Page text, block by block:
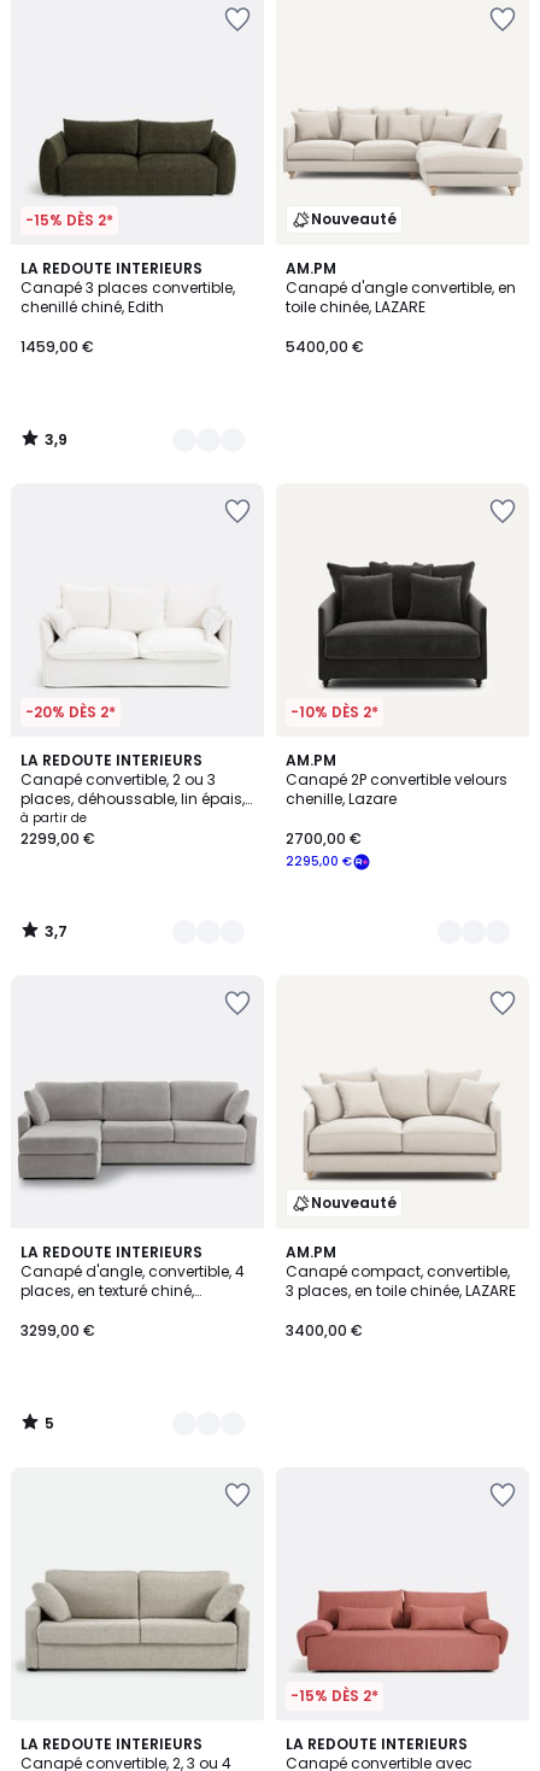
-15% DÈS 2*
LA REDOUTE INTERIEURS
Canapé 3 places convertible,
chenillé chiné, Edith
1459,00 €
3,9
/ 5
4
Couleurs
3,9
/
Nouveauté
AM.PM
Canapé d'angle convertible, en
toile chinée, LAZARE
5400,00 €
-20% DÈS 2*
LA REDOUTE INTERIEURS
Canapé convertible, 2 ou 3
places, déhoussable, lin épais,
ODNA
à partir de
2299,00 €
3,7
/ 5
2
Couleurs
3,7
/
-10% DÈS 2*
AM.PM
Canapé 2P convertible velours
chenille, Lazare
2295,00 €
2700,00 €
8
Couleurs
LA REDOUTE INTERIEURS
Canapé d'angle, convertible, 4
places, en texturé chiné,
3299,00 €
5
/
5
3
Couleurs
5
/
Nouveauté
AM.PM
Canapé compact, convertible,
3 places, en toile chinée, LAZARE
3400,00 €
LA REDOUTE INTERIEURS
Canapé convertible, 2, 3 ou 4
-15% DÈS 2*
LA REDOUTE INTERIEURS
Canapé convertible avec
3,2
/ 5
7